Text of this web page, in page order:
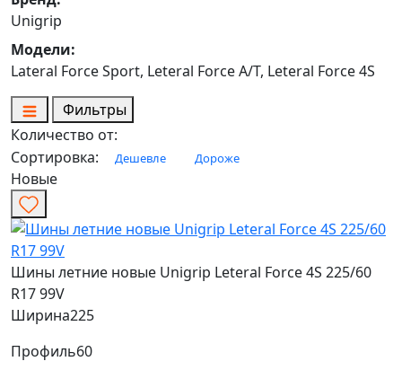
Unigrip
Модели:
Lateral Force Sport, Leteral Force A/T, Leteral Force 4S
Фильтры
Количество от:
Сортировка:
Дешевле Дороже
Новые
Шины летние новые Unigrip Leteral Force 4S 225/60
R17 99V
Ширина225
Профиль60